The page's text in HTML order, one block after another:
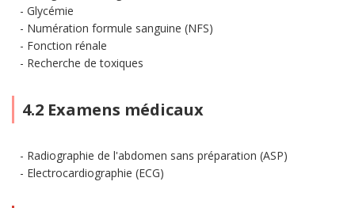
Glycémie
Numération formule sanguine (NFS)
Fonction rénale
Recherche de toxiques
4.2 Examens médicaux
Radiographie de l'abdomen sans préparation (ASP)
Electrocardiographie (ECG)